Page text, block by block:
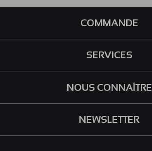
COMMANDE
SERVICES
NOUS CONNAÎTRE
NEWSLETTER